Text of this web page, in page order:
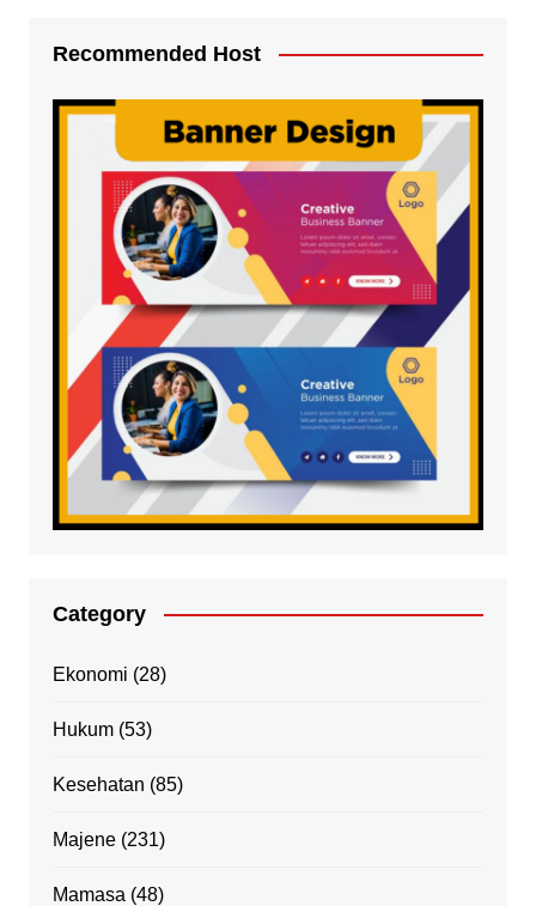
Recommended Host
Category
Ekonomi (28)
Hukum(53)
Kesehatan (85)
Majene(231)
Mamasa (48)